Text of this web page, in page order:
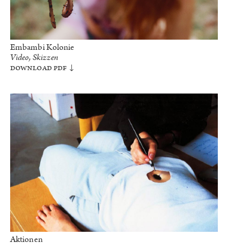
Embambi Kolonie
Video, Skizzen
Download PDF
Aktionen